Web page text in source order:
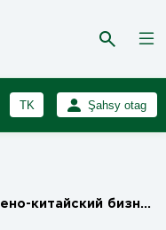
TK
RU
Şahsy otag
бизнес-форум и выставка